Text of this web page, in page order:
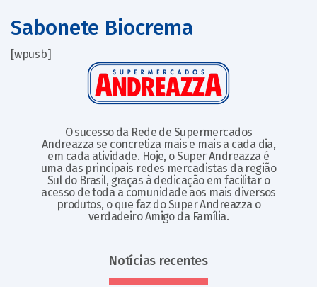
Sabonete Biocrema
[wpusb]
O sucesso da Rede de Supermercados
Andreazza se concretiza mais e mais a cada dia,
em cada atividade. Hoje, o Super Andreazza é
uma das principais redes mercadistas da região
Sul do Brasil, graças à dedicação em facilitar o
acesso de toda a comunidade aos mais diversos
produtos, o que faz do Super Andreazza o
verdadeiro Amigo da Família.
Notícias recentes